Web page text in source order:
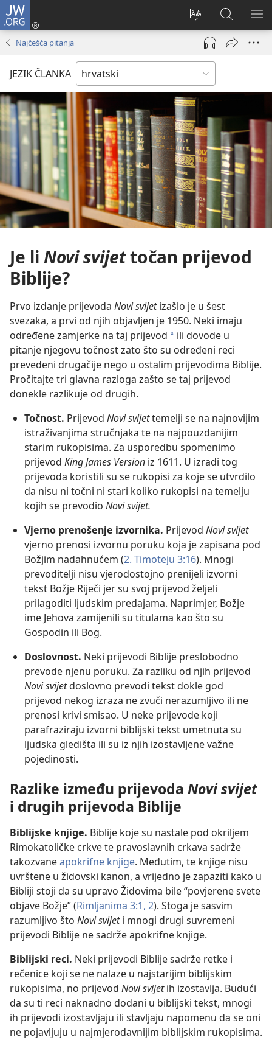
JW.ORG
Promijeni
jezik
Prijava
(otvara
prozor)
JW.ORG
|
Pretraga
Najčešća pitanja
JEZIK ČLANKA
Je li Novi svijettočan prijevod
Biblije?
Prvo izdanje prijevoda Novi svijetizašlo je u šest
svezaka, a prvi od njih objavljen je 1950. Neki imaju
određene zamjerke na taj prijevod a ili dovode u
pitanje njegovu točnost zato što su određeni reci
prevedeni drugačije nego u ostalim prijevodima Biblije.
Pročitajte tri glavna razloga zašto se taj prijevod
donekle razlikuje od drugih.
Točnost. Prijevod Novi svijettemelji se na najnovijim
istraživanjima stručnjaka te na najpouzdanijim
starim rukopisima. Za usporedbu spomenimo
prijevod King James Version iz 1611. U izradi tog
prijevoda koristili su se rukopisi za koje se utvrdilo
da nisu ni točni ni stari koliko rukopisi na temelju
kojih se prevodio Novi svijet.
Vjerno prenošenje izvornika. Prijevod Novi svijet
vjerno prenosi izvornu poruku koja je zapisana pod
Božjim nadahnućem (2. Timoteju 3:16). Mnogi
prevoditelji nisu vjerodostojno prenijeli izvorni
tekst Božje Riječi jer su svoj prijevod željeli
prilagoditi ljudskim predajama. Naprimjer, Božje
ime Jehova zamijenili su titulama kao što su
Gospodin ili Bog.
Doslovnost. Neki prijevodi Biblije preslobodno
prevode njenu poruku. Za razliku od njih prijevod
Novi svijetdoslovno prevodi tekst dokle god
prijevod nekog izraza ne zvuči nerazumljivo ili ne
prenosi krivi smisao. U neke prijevode koji
parafraziraju izvorni biblijski tekst umetnuta su
ljudska gledišta ili su iz njih izostavljene važne
pojedinosti.
Razlike između prijevoda Novi svijet
i drugih prijevoda Biblije
Biblijske knjige. Biblije koje su nastale pod okriljem
Rimokatoličke crkve te pravoslavnih crkava sadrže
takozvaneapokrifne knjige. Međutim, te knjige nisu
uvrštene u židovski kanon, a vrijedno je zapaziti kako u
Bibliji stoji da su upravo Židovima bile “povjerene svete
objave Božje” (Rimljanima 3:1, 2). Stoga je sasvim
razumljivo što Novi svijeti mnogi drugi suvremeni
prijevodi Biblije ne sadrže apokrifne knjige.
Biblijski reci. Neki prijevodi Biblije sadrže retke i
rečenice koji se ne nalaze u najstarijim biblijskim
rukopisima, no prijevod Novi svijetih izostavlja. Budući
da su ti reci naknadno dodani u biblijski tekst, mnogi
ih prijevodi izostavljaju ili stavljaju napomenu da se oni
ne pojavljuju u najmjerodavnijim biblijskim rukopisima.